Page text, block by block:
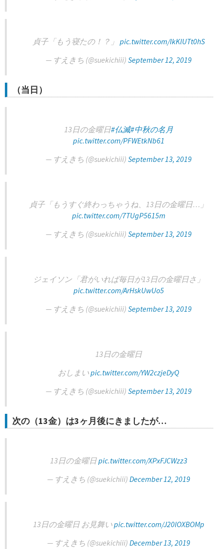
貞子「もう寝たの！？」 pic.twitter.com/IkKlUTt0hS
— すえきち (@suekichiii) September 12, 2019
（当日）
13日の金曜日#仏滅#中秋の名月
pic.twitter.com/PFWEtkNb61
— すえきち (@suekichiii) September 13, 2019
貞子「もうすぐ終わっちゃうね、13日の金曜日…」
pic.twitter.com/7TUgP5615m
— すえきち (@suekichiii) September 13, 2019
ジェイソン「君がいれば毎日が13日の金曜日さ」
pic.twitter.com/ArHskUwUo5
— すえきち (@suekichiii) September 13, 2019
13日の金曜日
おしまいpic.twitter.com/YW2czjeDyQ
— すえきち (@suekichiii) September 13, 2019
次の（13金）は3ヶ月後にきましたが…
13日の金曜日pic.twitter.com/XPxFJCWzz3
— すえきち (@suekichiii) December 12, 2019
13日の金曜日 お見舞いpic.twitter.com/J20lOXBOMp
— すえきち (@suekichiii) December 13, 2019